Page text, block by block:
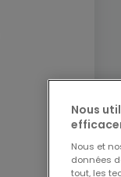
Nous
Nous et
données
tout, les